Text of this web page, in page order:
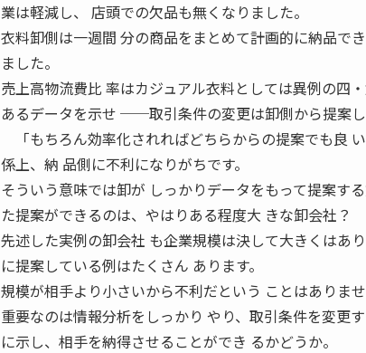
業は軽減し、 店頭での欠品も無くなりました。
衣料卸側は一週間 分の商品をまとめて計画的に納品で
ました。
売上高物流費比 率はカジュアル衣料としては異例の四
あるデータを示せ ──取引条件の変更は卸側から提案し
「もちろん効率化されればどちらからの提案でも良
係上、納 品側に不利になりがちです。
そういう意味では卸が しっかりデータをもって提案
た提案ができるのは、やはりある程度大 きな卸会社？
先述した実例の卸会社 も企業規模は決して大きくはあ
に提案している例はたくさん あります。
規模が相手より小さいから不利だという ことはありませ
重要なのは情報分析をしっかり やり、取引条件を変更
に示し、相手を納得させることができ るかどうか。